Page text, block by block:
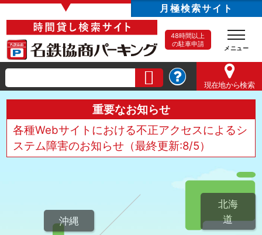
▼ 月極検索サイト
48時間以上
の駐車申請
現在地から検索
重要なお知らせ
各種Webサイトにおける不正アクセスによるシ
ステム障害のお知らせ（最終更新:8/5）
北海
道
沖縄